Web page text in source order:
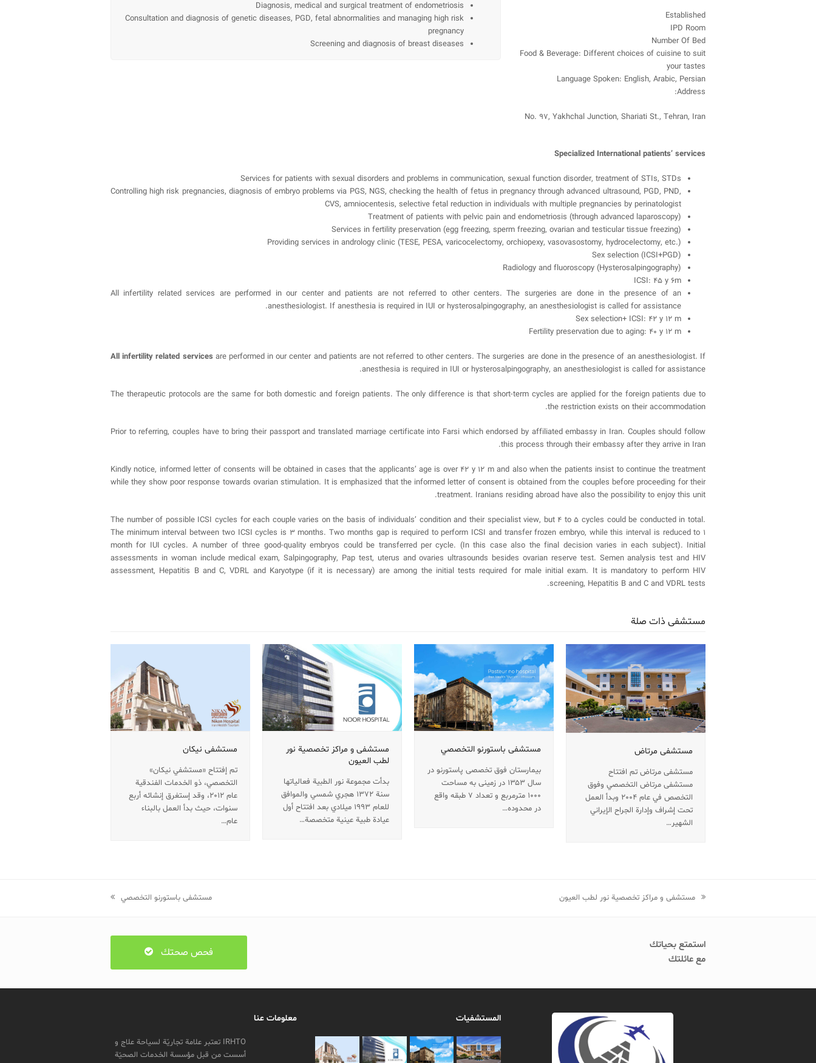
Diagnosis, medical and surgical treatment of endometriosis
Consultation and diagnosis of genetic diseases, PGD, fetal abnormalities and managing high risk
pregnancy
Screening and diagnosis of breast diseases
Established
IPD Room
Number Of Bed
Food & Beverage: Different choices of cuisine to suit
your tastes
Language Spoken: English, Arabic, Persian
Address:
No. 97, Yakhchal Junction, Shariati St., Tehran, Iran
Specialized International patients’ services
Services for patients with sexual disorders and problems in communication, sexual function disorder, treatment of STIs, STDs
Controlling high risk pregnancies, diagnosis of embryo problems via PGS, NGS, checking the health of fetus in pregnancy through advanced ultrasound, PGD, PND,
CVS, amniocentesis, selective fetal reduction in individuals with multiple pregnancies by perinatologist
Treatment of patients with pelvic pain and endometriosis (through advanced laparoscopy)
Services in fertility preservation (egg freezing, sperm freezing, ovarian and testicular tissue freezing)
Providing services in andrology clinic (TESE, PESA, varicocelectomy, orchiopexy, vasovasostomy, hydrocelectomy, etc.)
Sex selection (ICSI+PGD)
Radiology and fluoroscopy (Hysterosalpingography)
ICSI: 45 y 6m
All infertility related services are performed in our center and patients are not referred to other centers. The surgeries are done in the presence of an
anesthesiologist. If anesthesia is required in IUI or hysterosalpingography, an anesthesiologist is called for assistance.
Sex selection+ ICSI: 42 y 12 m
Fertility preservation due to aging: 40 y 12 m
All infertility related services are performed in our center and patients are not referred to other centers. The surgeries are done in the presence of an anesthesiologist. If
anesthesia is required in IUI or hysterosalpingography, an anesthesiologist is called for assistance.
The therapeutic protocols are the same for both domestic and foreign patients. The only difference is that short-term cycles are applied for the foreign patients due to
the restriction exists on their accommodation.
Prior to referring, couples have to bring their passport and translated marriage certificate into Farsi which endorsed by affiliated embassy in Iran. Couples should follow
this process through their embassy after they arrive in Iran.
Kindly notice, informed letter of consents will be obtained in cases that the applicants’ age is over 42 y 12 m and also when the patients insist to continue the treatment
while they show poor response towards ovarian stimulation. It is emphasized that the informed letter of consent is obtained from the couples before proceeding for their
treatment. Iranians residing abroad have also the possibility to enjoy this unit.
The number of possible ICSI cycles for each couple varies on the basis of individuals’ condition and their specialist view, but 4 to 5 cycles could be conducted in total.
The minimum interval between two ICSI cycles is 3 months. Two months gap is required to perform ICSI and transfer frozen embryo, while this interval is reduced to 1
month for IUI cycles. A number of three good-quality embryos could be transferred per cycle. (In this case also the final decision varies in each subject). Initial
assessments in woman include medical exam, Salpingography, Pap test, uterus and ovaries ultrasounds besides ovarian reserve test. Semen analysis test and HIV
assessment, Hepatitis B and C, VDRL and Karyotype (if it is necessary) are among the initial tests required for male initial exam. It is mandatory to perform HIV
screening, Hepatitis B and C and VDRL tests.
مستشفى ذات صلة
مستشفى مرتاض
مستشفى مرتاض تم افتتاح
مستشفى مرتاض التخصصي وفوق
التخصص في عام 2004 وبدأ العمل
تحت إشراف وإدارة الجراح الإيراني
الشهير…
مستشفی باستورنو التخصصي
بیمارستان فوق تخصصی پاستورنو در
سال ۱۳۵۳ در زمینی به مساحت
۱۰۰۰ مترمربع و تعداد ۷ طبقه واقع
در محدوده…
مستشفی و مراکز تخصصیة نور
لطب العیون
بدأت مجموعة نور الطبية فعالياتها
سنة 1372 هجري شمسي والموافق
للعام 1993 ميلادي بعد افتتاح أول
عيادة طبية عينية متخصصة…
مستشفى نيكان
تم إفتتاح «مستشفي نيكان»
التخصصي، ذو الخدمات الفندقية
عام 2012، وقد إستغرق إنشائه أربع
سنوات، حيث بدأ العمل بالبناء
عام…
previous
مستشفی و مراکز تخصصیة نور لطب العیون
next
مستشفی باستورنو التخصصي
استمتع بحياتك
مع عائلتك
فحص صحتك
المستشفيات معلومات عنا
IRHTO تعتبر علامة تجاریّة لسیاحة علاج و
أسست من قبل مؤسسة الخدمات الصحیّة